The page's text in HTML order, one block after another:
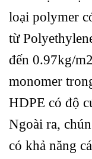
loại polymer
từ
đến 0.97kg/
monomer
HDPE có độ
Ngoài ra,
có khả năng